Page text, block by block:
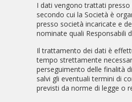
I dati vengono trattati presso
secondo cui la Società è
presso società incaricate e
nominate quali Responsabili
Il trattamento dei dati è
tempo strettamente
perseguimento delle finalità
salvi gli eventuali termini di
previsti da norme di legge o